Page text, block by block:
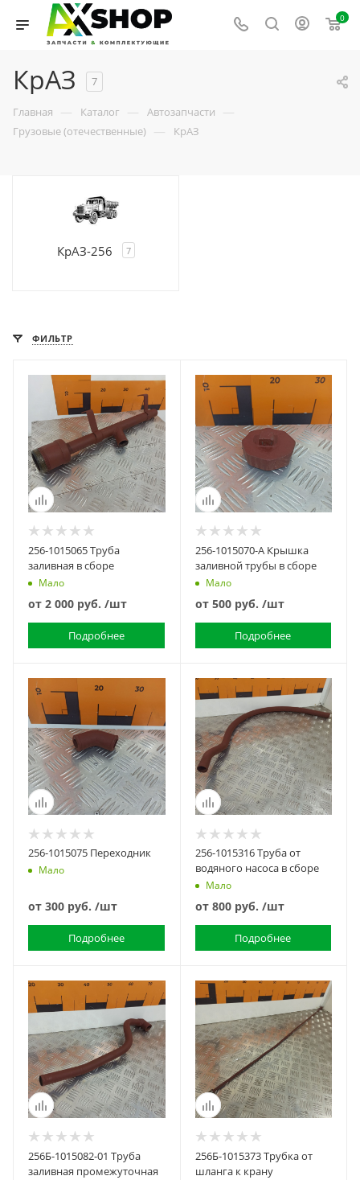
0
КрАЗ 7
Главная — Каталог — Автозапчасти —
Грузовые (отечественные) — КрАЗ
КрАЗ-256 7
ФИЛЬТР
256-1015065 Труба
заливная в сборе
Мало
от 2 000 руб. /шт
Подробнее
256-1015070-А Крышка
заливной трубы в сборе
Мало
от 500 руб. /шт
Подробнее
256-1015075 Переходник
Мало
от 300 руб. /шт
Подробнее
256-1015316 Труба от
водяного насоса в сборе
Мало
от 800 руб. /шт
Подробнее
256Б-1015082-01 Труба
заливная промежуточная
256Б-1015373 Трубка от
шланга к крану